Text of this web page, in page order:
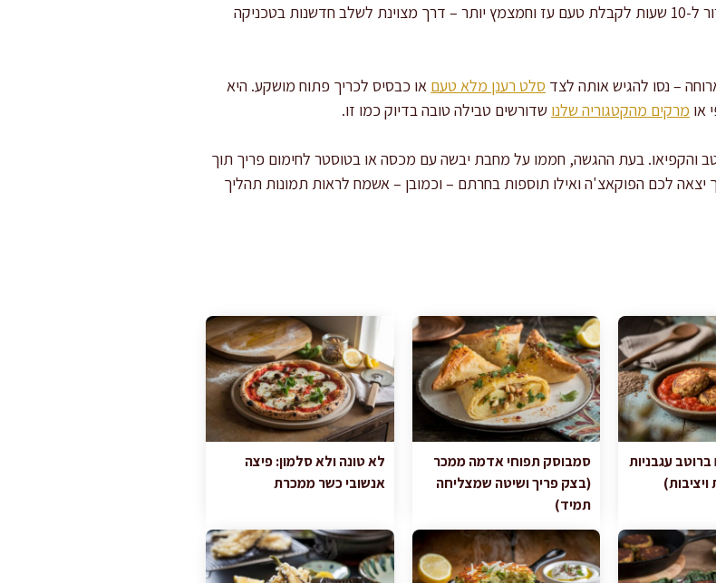
מדי יהרגו אותם. את ההתפחה אפשר לבצע גם בקירור ל-10 שעות לקבלת טעם עז וחמצמץ יותר – דרך מצוינת לשלב חדשנות בטכניקה
– נסו להגיש אותה לצד סלט רענן מלא טעם או כבסיס לכריך פתוח מושקע. היא
או מרקים מהקטגוריה שלנו שדורשים טבילה טובה בדיוק כמו זו.
והקפיאו. בעת ההגשה, חממו על מחבת יבשה עם מכסה או בטוסטר לחימום פריך תוך
לכם הפוקאצ'ה ואילו תוספות בחרתם – וכמובן – אשמח לראות תמונות תהליך
עגבניות
סמבוסק תפוחי אדמה ממכר
(בצק פריך ושיטה שמצליחה
תמיד)
לא טונה ולא סלמון: פיצה
אנשובי כשר ממכרת